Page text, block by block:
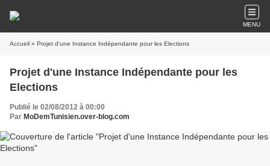
MENU
Accueil » Projet d'une Instance Indépendante pour les Elections
Projet d'une Instance Indépendante pour les
Elections
Publié le 02/08/2012 à 00:00
Par MoDemTunisien.over-blog.com